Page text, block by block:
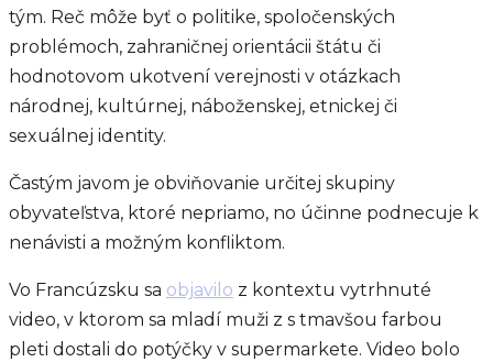
tým. Reč môže byť o politike, spoločenských
problémoch, zahraničnej orientácii štátu či
hodnotovom ukotvení verejnosti v otázkach
národnej, kultúrnej, náboženskej, etnickej či
sexuálnej identity.
Častým javom je obviňovanie určitej skupiny
obyvateľstva, ktoré nepriamo, no účinne podnecuje k
nenávisti a možným konfliktom.
Vo Francúzsku sa objavilo z kontextu vytrhnuté
video, v ktorom sa mladí muži z s tmavšou farbou
pleti dostali do potýčky v supermarkete. Video bolo